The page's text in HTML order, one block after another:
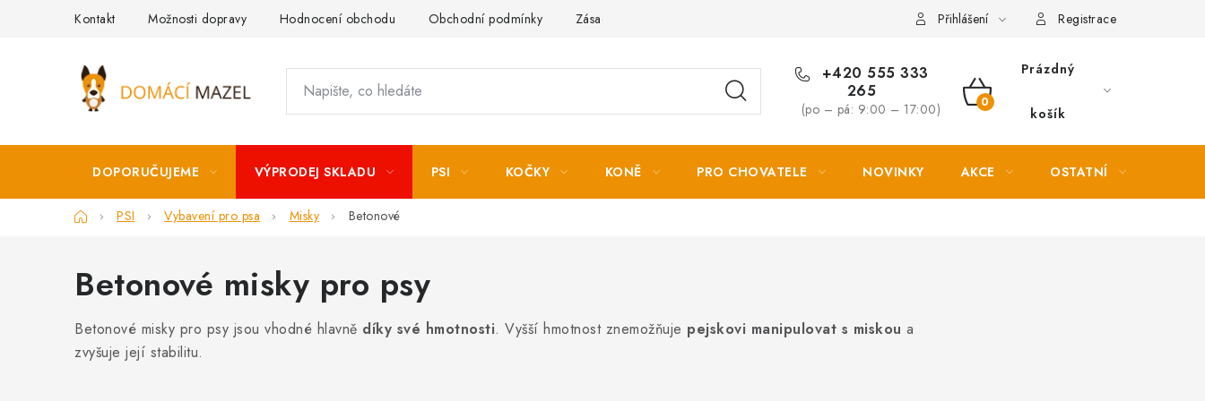
Kontakt Možnosti dopravy Hodnocení obchodu Obchodní podmínky Zásady zpracování osobních údajů Přihlášení Registrace
+420 555 333
265
(po – pá: 9:00 – 17:00)
NÁKUPNÍ
Prázdný
košík
DOPORUČUJEME VÝPRODEJ SKLADU PSI KOČKY KONĚ PRO CHOVATELE NOVINKY AKCE OSTATNÍ
DomůPSI Vybavení pro psa Misky Betonové
Betonové misky pro psy
Betonové misky pro psy jsou vhodné hlavně díky své hmotnosti. Vyšší hmotnost znemožňuje pejskovi manipulovat s miskou a
zvyšuje její stabilitu.